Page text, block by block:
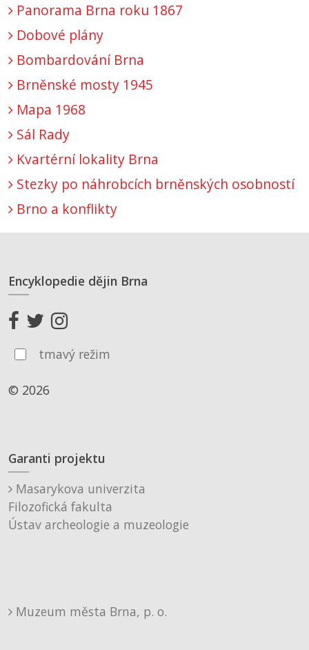
Panorama Brna roku 1867
Dobové plány
Bombardování Brna
Brněnské mosty 1945
Mapa 1968
Sál Rady
Kvartérní lokality Brna
Stezky po náhrobcích brněnských osobností
Brno a konflikty
Encyklopedie dějin Brna
tmavý režim
© 2026
Garanti projektu
Masarykova univerzita
Filozofická fakulta
Ústav archeologie a muzeologie
Muzeum města Brna, p. o.